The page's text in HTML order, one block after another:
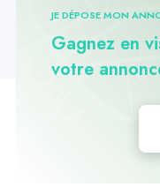
JE DÉPOSE MON
Gagnez en
votre